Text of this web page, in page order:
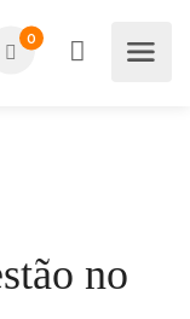
0
no